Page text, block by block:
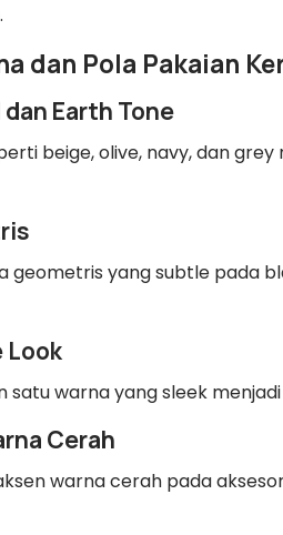
dan Pola Pakaian
Earth Tone
beige, olive, navy, dan
geometris yang subtle pada
Look
satu warna yang sleek
Cerah
warna cerah pada